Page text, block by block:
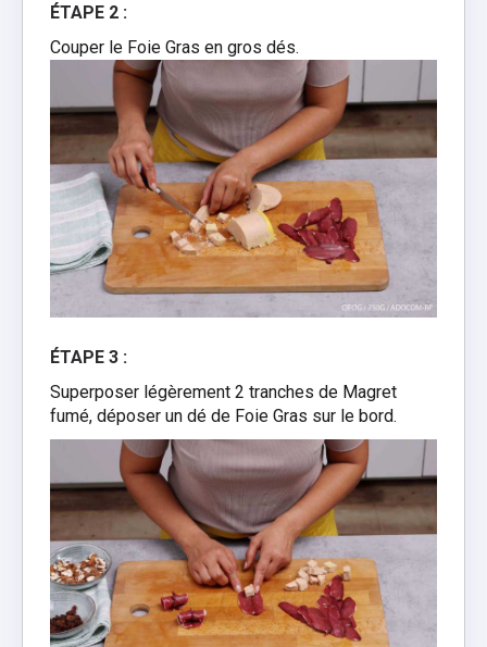
ÉTAPE 2 :
Couper le Foie Gras en gros dés.
ÉTAPE 3 :
Superposer légèrement 2 tranches de Magret
fumé, déposer un dé de Foie Gras sur le bord.